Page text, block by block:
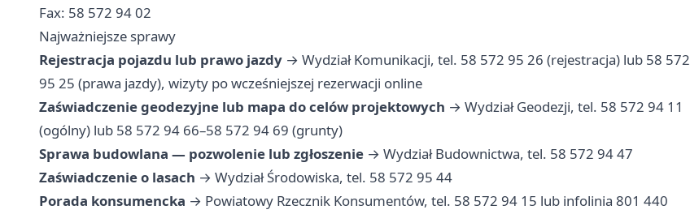
Fax: 58 572 94 02
Najważniejsze sprawy
Rejestracja pojazdu lub prawo jazdy → Wydział Komunikacji, tel. 58 572 95 26 (rejestracja) lub 58 572
95 25 (prawa jazdy), wizyty po wcześniejszej rezerwacji online
Zaświadczenie geodezyjne lub mapa do celów projektowych → Wydział Geodezji, tel. 58 572 94 11
(ogólny) lub 58 572 94 66–58 572 94 69 (grunty)
Sprawa budowlana — pozwolenie lub zgłoszenie → Wydział Budownictwa, tel. 58 572 94 47
Zaświadczenie o lasach → Wydział Środowiska, tel. 58 572 95 44
Porada konsumencka → Powiatowy Rzecznik Konsumentów, tel. 58 572 94 15 lub infolinia 801 440